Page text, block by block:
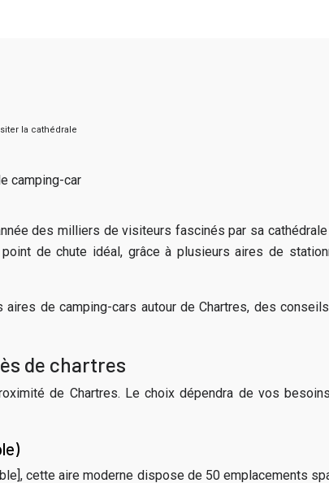
la cathédrale
des milliers de visiteurs fascinés par sa
de chute idéal, grâce à plusieurs aires de
de camping-cars autour de Chartres, des
de chartres
de Chartres. Le choix dépendra de vos
cette aire moderne dispose de 50 emplacements